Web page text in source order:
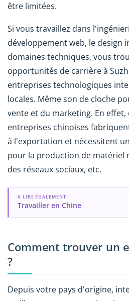
être limitées.
Si vous travaillez dans
développement web, le design
domaines techniques, vous
opportunités de carrière à
entreprises technologiques
locales. Même son de cloche
vente et du marketing. En
entreprises chinoises
à l'exportation et nécessitent
pour la production de matériel
des réseaux sociaux, etc.
A LIRE ÉGALEMENT
Travailler en Chine
Comment trouver un
?
Depuis votre pays d'origine,